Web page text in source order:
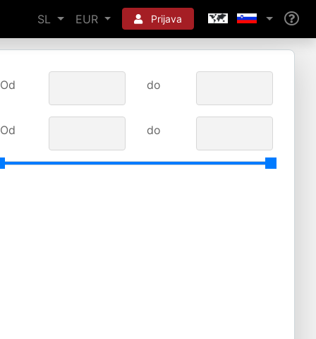
SL EUR Prijava
Od do
Od do